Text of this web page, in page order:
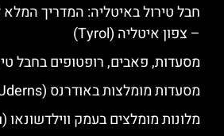
חבל טירול באיטליה: המדריך המלא
– צפון איטליה (Tyrol)
מסעדות, פאבים, רופטופים בחבל
מסעדות מומלצות באודרנס (Uderns) – עמק צילרטל
מלונות מומלצים בעמק ווילדשונאו (Wildschonau)